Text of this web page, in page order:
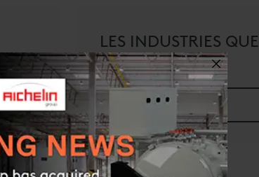
LES INDUSTRIES QUE
NOUS SERVONS
SE PROCURER PLUS
D'INFORMATION